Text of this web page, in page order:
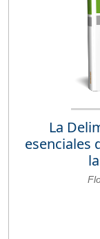
La
esenciales